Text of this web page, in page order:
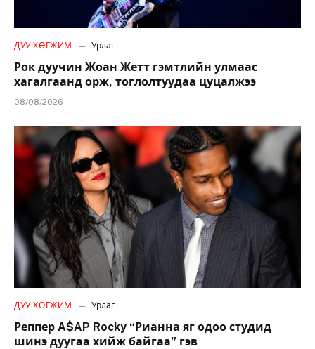
ДУУ ХӨГЖИМ Урлаг
Рок дуучин Жоан Жетт гэмтлийн улмаас
хагалгаанд орж, тоглолтуудаа цуцалжээ
08/08/2026
ДУУ ХӨГЖИМ Урлаг
Реппер A$AP Rocky “Рианна яг одоо студид
шинэ дуугаа хийж байгаа” гэв